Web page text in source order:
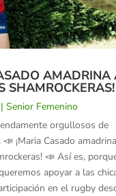
AMADRINA
SHAMROCKERAS!
Senior Femenino
orgullosos de
¡Maria Casado
📣 Así es,
apoyar a las
en el rugby